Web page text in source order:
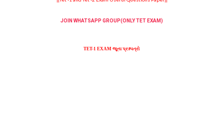
JOIN WHATSAPP GROUP(ONLY TET EXAM)
TET-1 EXAM જૂના પ્રશ્નપત્રો